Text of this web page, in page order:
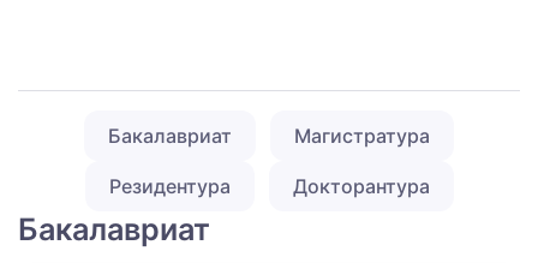
Бакалавриат Магистратура
Резидентура Докторантура
Бакалавриат